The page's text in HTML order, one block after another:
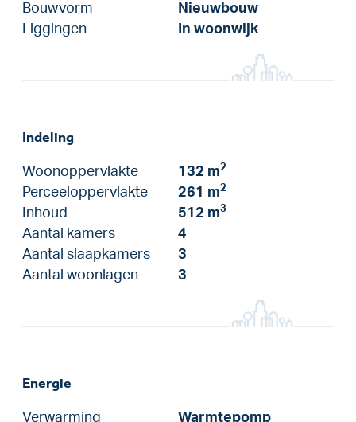
Bouwvorm
Nieuwbouw
Liggingen
In woonwijk
Indeling
Woonoppervlakte 132 m2
Perceeloppervlakte 261 m2
Inhoud 512 m3
Aantal kamers
4
Aantal slaapkamers
3
Aantal woonlagen
3
Energie
Verwarming Warmtepomp